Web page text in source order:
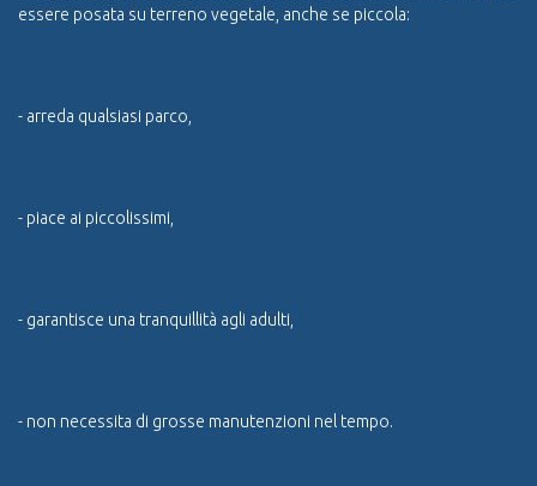
essere posata su terreno vegetale, anche se piccola:
- arreda qualsiasi parco,
- piace ai piccolissimi,
- garantisce una tranquillità agli adulti,
- non necessita di grosse manutenzioni nel tempo.